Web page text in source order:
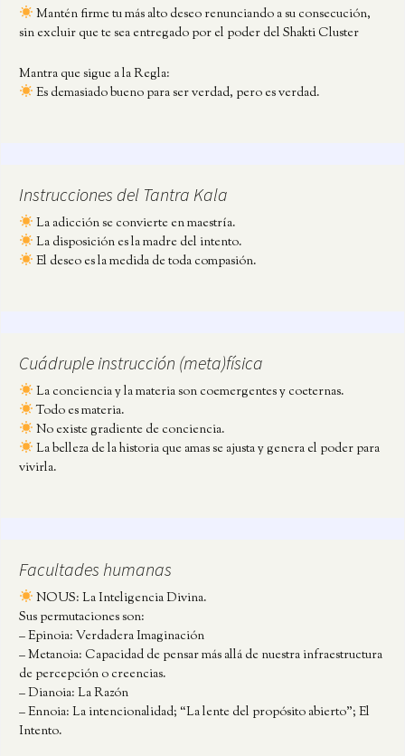
Mantén firme tu más alto deseo renunciando a su consecución,
sin excluir que te sea entregado por el poder del Shakti Cluster
Mantra que sigue a la Regla:
Es demasiado bueno para ser verdad, pero es verdad.
Instrucciones del Tantra Kala
La adicción se convierte en maestría.
La disposición es la madre del intento.
El deseo es la medida de toda compasión.
Cuádruple instrucción (meta)física
La conciencia y la materia son coemergentes y coeternas.
Todo es materia.
No existe gradiente de conciencia.
La belleza de la historia que amas se ajusta y genera el poder para
vivirla.
Facultades humanas
NOUS: La Inteligencia Divina.
Sus permutaciones son:
– Epinoia: Verdadera Imaginación
– Metanoia: Capacidad de pensar más allá de nuestra infraestructura
de percepción o creencias.
– Dianoia: La Razón
– Ennoia: La intencionalidad; “La lente del propósito abierto”; El
Intento.